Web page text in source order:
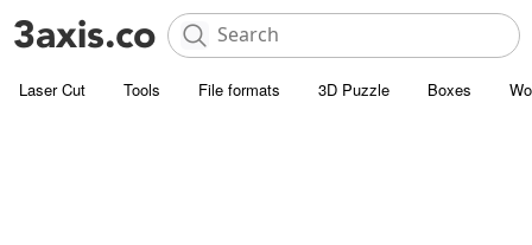
Laser Cut Tools File formats 3D Puzzle Boxes